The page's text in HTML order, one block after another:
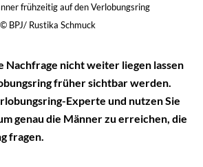
frühzeitig auf den Verlobungsring
BPJ/ Rustika Schmuck
Nachfrage nicht weiter liegen lassen
früher sichtbar werden.
Experte und nutzen Sie
genau die Männer zu erreichen, die
fragen.